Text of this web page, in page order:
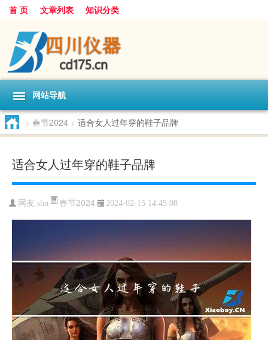
首 页 文章列表 知识分类
网站导航
> 春节2024 > 适合女人过年穿的鞋子品牌
适合女人过年穿的鞋子品牌
网友:shn 春节2024 2024-02-15 14:45:08